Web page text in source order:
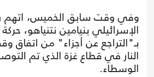
وفي وقت سابق الخميس، اتهم
الإسرائيلي بنيامين نتنياهو،
بـ"التراجع عن أجزاء" من اتفاق
النار في قطاع غزة الذي تم
الوسطاء.